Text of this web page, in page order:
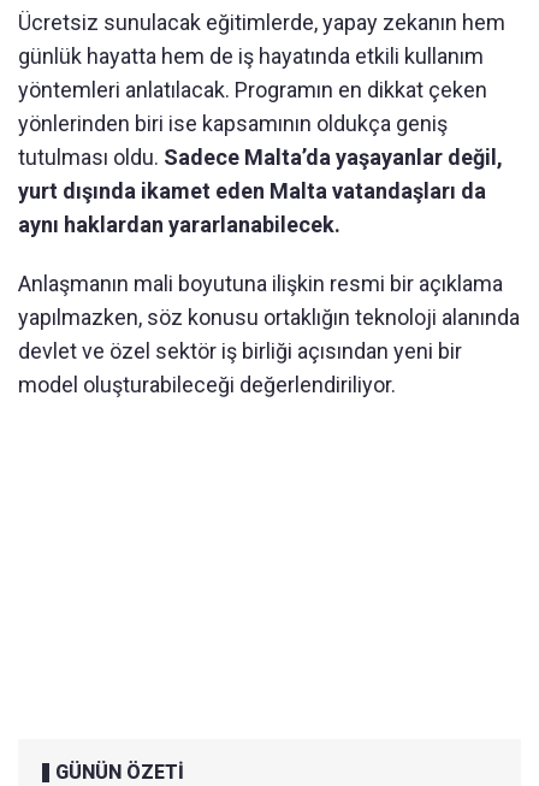
Ücretsiz sunulacak eğitimlerde, yapay zekanın hem
günlük hayatta hem de iş hayatında etkili kullanım
yöntemleri anlatılacak. Programın en dikkat çeken
yönlerinden biri ise kapsamının oldukça geniş
tutulması oldu. Sadece Malta’da yaşayanlar değil,
yurt dışında ikamet eden Malta vatandaşları da
aynı haklardan yararlanabilecek.
Anlaşmanın mali boyutuna ilişkin resmi bir açıklama
yapılmazken, söz konusu ortaklığın teknoloji alanında
devlet ve özel sektör iş birliği açısından yeni bir
model oluşturabileceği değerlendiriliyor.
GÜNÜN ÖZETİ